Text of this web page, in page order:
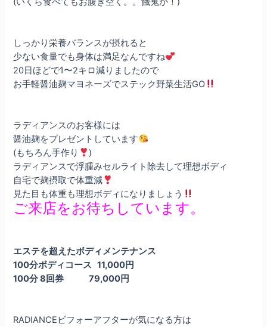
しっかり栄養バランスが摂れると
少ない食量でも身体は満足なんですね
20日ほどで1〜2キロ減りましたので
お手軽醤油麹マヨネーズでステック野菜生活GO
ラディアンスのお客様には
醤油麹をプレゼントしています
(もちろん手作り
)
ラディアンスで浮腫みセルライト除去して理想ボディ
自宅で麹摂取で体重減
見た目も体重も理想ボディになりましょう
ご来店をお待ちしています。
エステを超えたボディメンテナンス
100分ボディコース 11,000円
100分 8回券 79,000円
RADIANCEビフォーアフターが気になる方は